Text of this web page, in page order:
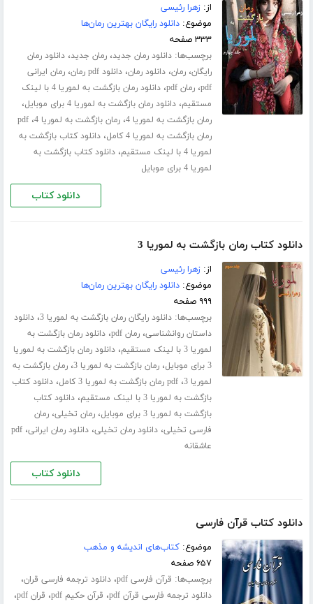
از:زهرا رئیسی
موضوع:دانلود رایگان بهترین رمان‌ها
۳۳۳ صفحه
برچسب‌ها:دانلود رمان جدید،رمان جدید،دانلود رمان
رایگان،رمان،دانلود رمان،دانلود pdf رمان ،رمان ایرانی
pdf،رمان pdf ،
دانلود رمان بازگشت به لموریا 4 با لینک
مستقیم،دانلود رمان بازگشت به لموریا 4 برای موبایل ،
رمان بازگشت به لموریا 4 ،رمان بازگشت به لموریا 4 ،pdf
رمان بازگشت به لموریا 4 کامل
،دانلود کتاب بازگشت به
لموریا 4 با لینک مستقیم
،دانلود کتاب بازگشت به
لموریا 4 برای موبایل
دانلود کتاب
دانلود کتاب رمان بازگشت به لموریا 3
از:زهرا رئیسی
موضوع:دانلود رایگان بهترین رمان‌ها
۹۹۹ صفحه
برچسب‌ها:دانلود رایگان رمان بازگشت به لموریا 3 ،دانلود
داستان روانشناسی،رمان pdf ،دانلود رمان بازگشت به
لموریا 3 با لینک مستقیم
،دانلود رمان بازگشت به لموریا
3 برای موبایل
،رمان بازگشت به لموریا 3 ،رمان بازگشت به
لموریا 3 ،pdf رمان بازگشت به لموریا 3 کامل ،دانلود کتاب
بازگشت به لموریا 3 با لینک مستقیم
،دانلود کتاب
بازگشت به لموریا 3 برای موبایل
،رمان تخیلی،رمان
فارسی تخیلی،دانلود رمان تخیلی،دانلود رمان ایرانی،pdf
عاشقانه
دانلود کتاب
دانلود کتاب قرآن فارسی
موضوع:کتاب‌های اندیشه و مذهب
۶۵۷ صفحه
برچسب‌ها: قرآن فارسی pdf ،دانلود ترجمه فارسی قران،
دانلود ترجمه فارسی قرآن pdf ، قرآن حکیم pdf ، قران pdf ،